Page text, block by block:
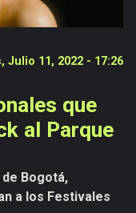
Julio 11, 2022 - 17:26
que
al Parque
de Bogotá,
a los Festivales